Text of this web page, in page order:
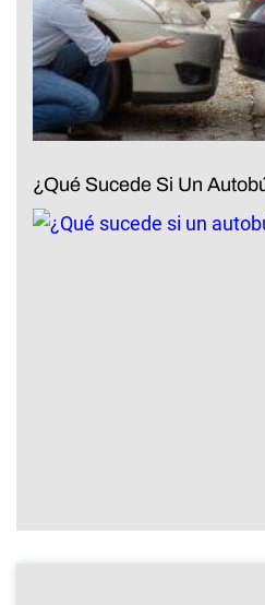
¿Qué Sucede Si Un